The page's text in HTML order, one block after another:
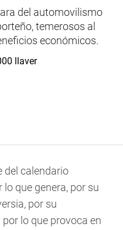
del automovilismo
temerosos al
económicos.
del calendario
que genera, por su
por su
lo que provoca en